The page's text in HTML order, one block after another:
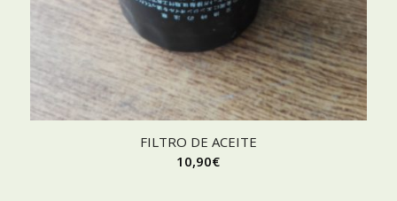
FILTRO DE ACEITE
10,90€